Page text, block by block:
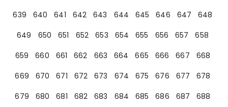
639
640 641 642 643 644 645 646 647
648
649
650 651 652 653 654 655 656 657
658
659
660 661 662 663 664 665 666 667
668
669
670 671 672 673 674 675 676 677
678
679
680 681 682 683 684 685 686 687
688